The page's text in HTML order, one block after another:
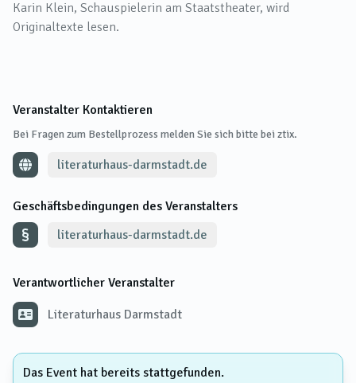
Karin Klein, Schauspielerin am Staatstheater, wird
Originaltexte lesen.
Veranstalter Kontaktieren
Bei Fragen zum Bestellprozess melden Sie sich bitte bei ztix.
literaturhaus-darmstadt.de
Geschäftsbedingungen des Veranstalters
literaturhaus-darmstadt.de
Verantwortlicher Veranstalter
Literaturhaus Darmstadt
Das Event hat bereits stattgefunden.